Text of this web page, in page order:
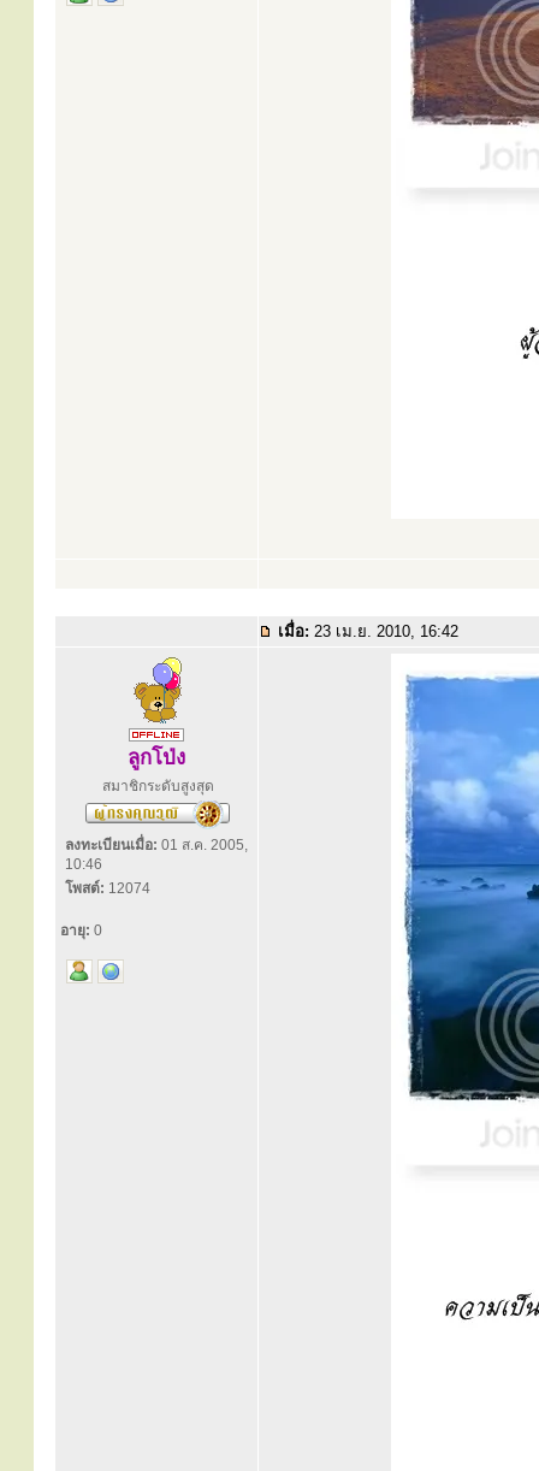
เมื่อ: 23 เม.ย. 2010, 16:42
ลูกโป่ง
สมาชิกระดับสูงสุด
ลงทะเบียนเมื่อ: 01 ส.ค. 2005,
10:46
โพสต์: 12074
อายุ: 0